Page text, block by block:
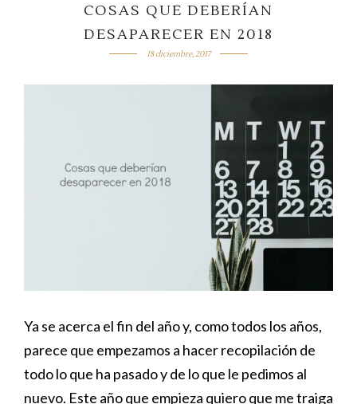
COSAS QUE DEBERÍAN
DESAPARECER EN 2018
18 diciembre, 2017
Ya se acerca el fin del año y, como todos los años,
parece que empezamos a hacer recopilación de
todo lo que ha pasado y de lo que le pedimos al
nuevo. Este año que empieza quiero que me traiga